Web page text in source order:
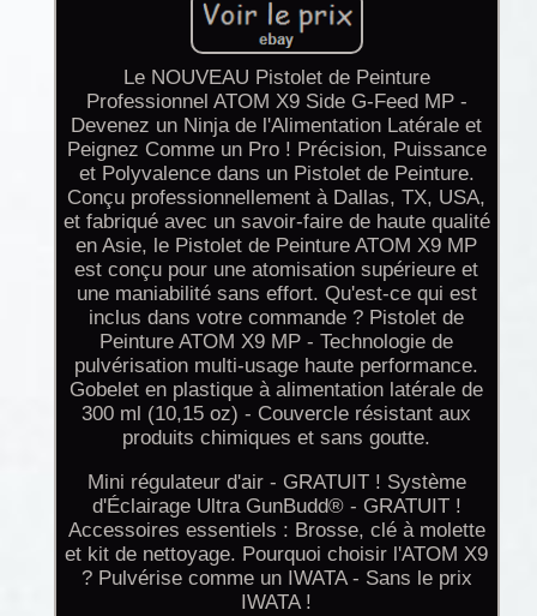
Le NOUVEAU Pistolet de Peinture
Professionnel ATOM X9 Side G-Feed MP -
Devenez un Ninja de l'Alimentation Latérale et
Peignez Comme un Pro ! Précision, Puissance
et Polyvalence dans un Pistolet de Peinture.
Conçu professionnellement à Dallas, TX, USA,
et fabriqué avec un savoir-faire de haute qualité
en Asie, le Pistolet de Peinture ATOM X9 MP
est conçu pour une atomisation supérieure et
une maniabilité sans effort. Qu'est-ce qui est
inclus dans votre commande ? Pistolet de
Peinture ATOM X9 MP - Technologie de
pulvérisation multi-usage haute performance.
Gobelet en plastique à alimentation latérale de
300 ml (10,15 oz) - Couvercle résistant aux
produits chimiques et sans goutte.
Mini régulateur d'air - GRATUIT ! Système
d'Éclairage Ultra GunBudd® - GRATUIT !
Accessoires essentiels : Brosse, clé à molette
et kit de nettoyage. Pourquoi choisir l'ATOM X9
? Pulvérise comme un IWATA - Sans le prix
IWATA !